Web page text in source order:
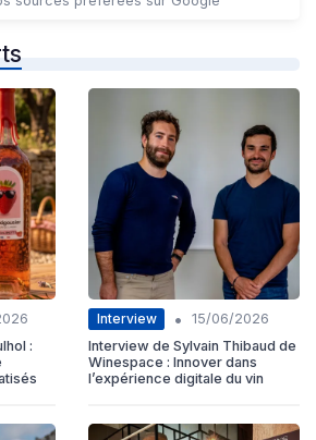
:
Interview •
15/06/2026
Interview de Sylvain Thibaud de
Winespace : Innover dans
l’expérience digitale du vin